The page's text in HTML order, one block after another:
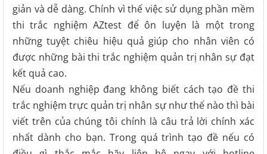
giản và dễ dàng. Chính vì thế việc sử dụng phần mềm
thi trắc nghiệm AZtest để ôn luyện là một trong
những tuyệt chiêu hiệu quả giúp cho nhân viên có
được những bài thi trắc nghiệm quản trị nhân sự đạt
kết quả cao.
Nếu doanh nghiệp đang không biết cách tạo đề thi
trắc nghiệm trực quản trị nhân sự như thế nào thì bài
viết trên của chúng tôi chính là câu trả lời chính xác
nhất dành cho bạn. Trong quá trình tạo đề nếu có